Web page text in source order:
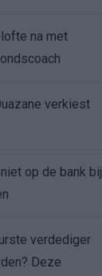
na met
verkiest
op de bank bij
verdediger
Deze